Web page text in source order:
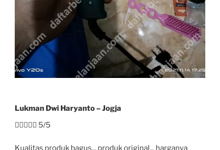
Lukman Dwi Haryanto – Jogja
 5/5
Kualitas produk bagus,,, produk original,,, harganya